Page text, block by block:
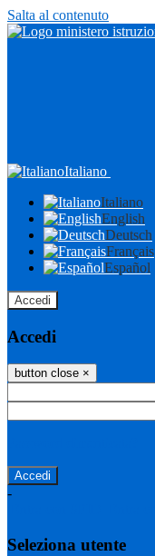
Salta al contenuto
Italiano
Italiano
English
Deutsch
Français
Español
Accedi
Accedi
button close ×
-
Seleziona utente